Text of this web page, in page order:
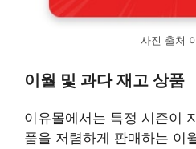
사진 출처
이월 및 과다 재고 상품
이유몰에서는 특정 시즌이
품을 저렴하게 판매하는 이